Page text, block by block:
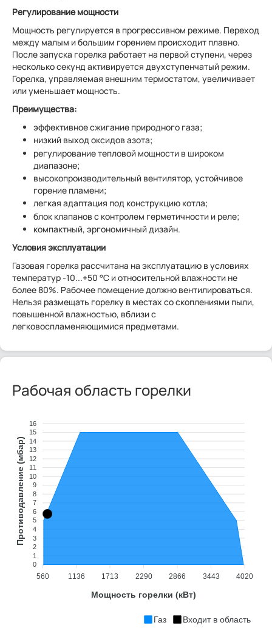
Регулирование мощности
Мощность регулируется в прогрессивном режиме. Переход
между малым и большим горением происходит плавно.
После запуска горелка работает на первой ступени, через
несколько секунд активируется двухступенчатый режим.
Горелка, управляемая внешним термостатом, увеличивает
или уменьшает мощность.
Преимущества:
эффективное сжигание природного газа;
низкий выход оксидов азота;
регулирование тепловой мощности в широком
диапазоне;
высокопроизводительный вентилятор, устойчивое
горение пламени;
легкая адаптация под конструкцию котла;
блок клапанов с контролем герметичности и реле;
компактный, эргономичный дизайн.
Условия эксплуатации
Газовая горелка рассчитана на эксплуатацию в условиях
температур -10...+50 °C и относительной влажности не
более 80%. Рабочее помещение должно вентилироваться.
Нельзя размещать горелку в местах со скоплениями пыли,
повышенной влажностью, вблизи с
легковоспламеняющимися предметами.
Рабочая область горелки
16
15
14
13
12
11
10
9
8
7
6
5
4
3
2
1
0
Противодавление (мбар)
560 1136 1713 2290 2866 3443 4020
Мощность горелки (кВт)
Газ Входит в область